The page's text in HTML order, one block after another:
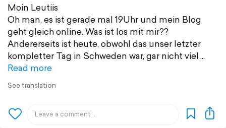
Moin Leutiis
Oh man, es ist gerade mal 19Uhr und mein Blog
geht gleich online. Was ist los mit mir??
Andererseits ist heute, obwohl das unser letzter
kompletter Tag in Schweden war, gar nicht viel
Read more
See translation